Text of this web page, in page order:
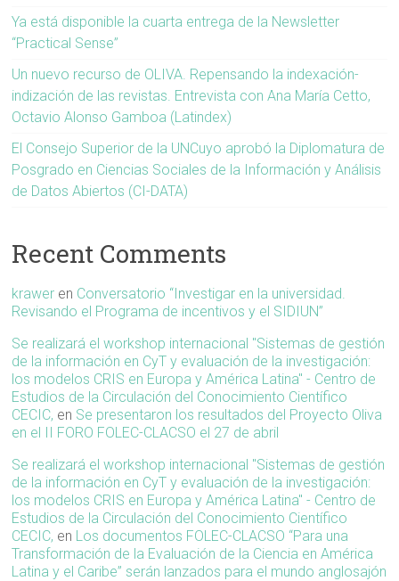
Ya está disponible la cuarta entrega de la Newsletter
“Practical Sense”
Un nuevo recurso de OLIVA. Repensando la indexación-
indización de las revistas. Entrevista con Ana María Cetto,
Octavio Alonso Gamboa (Latindex)
El Consejo Superior de la UNCuyo aprobó la Diplomatura de
Posgrado en Ciencias Sociales de la Información y Análisis
de Datos Abiertos (CI-DATA)
Recent Comments
krawer en Conversatorio “Investigar en la universidad.
Revisando el Programa de incentivos y el SIDIUN”
Se realizará el workshop internacional "Sistemas de gestión
de la información en CyT y evaluación de la investigación:
los modelos CRIS en Europa y América Latina" - Centro de
Estudios de la Circulación del Conocimiento Científico
CECIC, en Se presentaron los resultados del Proyecto Oliva
en el II FORO FOLEC-CLACSO el 27 de abril
Se realizará el workshop internacional "Sistemas de gestión
de la información en CyT y evaluación de la investigación:
los modelos CRIS en Europa y América Latina" - Centro de
Estudios de la Circulación del Conocimiento Científico
CECIC, en Los documentos FOLEC-CLACSO “Para una
Transformación de la Evaluación de la Ciencia en América
Latina y el Caribe” serán lanzados para el mundo anglosajón